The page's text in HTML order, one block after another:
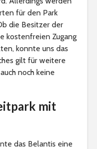
für den Park
die Besitzer der
kostenfreien Zugang
konnte uns das
gilt für weitere
noch keine
mit
das Belantis eine